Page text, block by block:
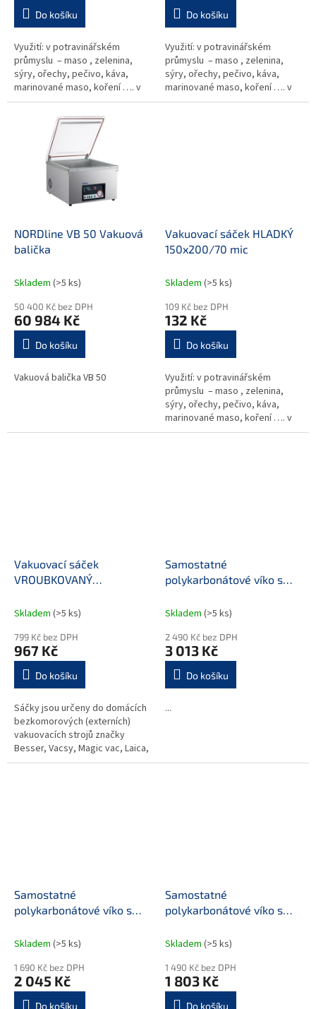
Do košíku
Využití: v potravinářském
průmyslu – maso , zelenina,
sýry, ořechy, pečivo, káva,
marinované maso, koření …. v
gastronomii
Do košíku
Využití: v potravinářském
průmyslu – maso , zelenina,
sýry, ořechy, pečivo, káva,
marinované maso, koření …. v
gastronomii
NORDline VB 50 Vakuová
balička
Skladem (>5 ks)
50 400 Kč bez DPH
60 984 Kč
Do košíku
Vakuová balička VB 50
Vakuovací sáček HLADKÝ
150x200/70 mic
Skladem (>5 ks)
109 Kč bez DPH
132 Kč
Do košíku
Využití: v potravinářském
průmyslu – maso , zelenina,
sýry, ořechy, pečivo, káva,
marinované maso, koření …. v
gastronomii
Vakuovací sáček
VROUBKOVANÝ
Skladem (>5 ks)
799 Kč bez DPH
967 Kč
Do košíku
Sáčky jsou určeny do domácích
bezkomorových (externích)
vakuovacích strojů značky
Besser, Vacsy, Magic vac, Laica,
Lavezzini, ETA , Food Saver,
Samostatné
polykarbonátové víko s
gastronádobu 1/1
Skladem (>5 ks)
2 490 Kč bez DPH
3 013 Kč
Do košíku
...
Samostatné
polykarbonátové víko s
gastronádobu 1/2
Skladem (>5 ks)
1 690 Kč bez DPH
2 045 Kč
Do košíku
Samostatné
polykarbonátové víko s
gastronádobu 1/3
Skladem (>5 ks)
1 490 Kč bez DPH
1 803 Kč
Do košíku